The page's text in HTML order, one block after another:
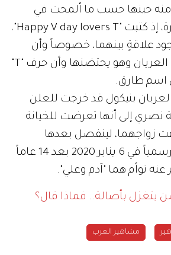
منه حينها حسب ما ألمحت في
تعليقها على الصورة، إذ كتبت "Happy V day lovers T"،
علاقةٍ بينهما، خصوصاً وأن
الصورة يظهر فيها العريان وهو يحتضنها وأن حرف "T"
اسم طارق.
بنيكول قد خرجت للعلن
نصري إلى أنها تعرضت للخيانة
زواجهما، لينفصل بعدها
العريان عن أصالة رسمياً في 6 يناير 2020 بعد 14 عاماً
عنه توأم هما "آدم وعلي".
يتغزل بأصالة.. فماذا قال؟
مشاهير العرب